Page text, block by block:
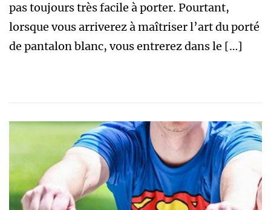
pas toujours très facile à porter. Pourtant,
lorsque vous arriverez à maîtriser l’art du porté
de pantalon blanc, vous entrerez dans le […]